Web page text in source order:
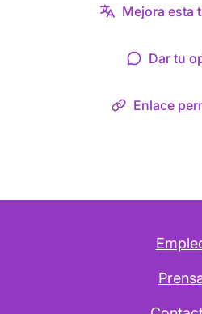
Mejora esta
Dar tu
Enlace